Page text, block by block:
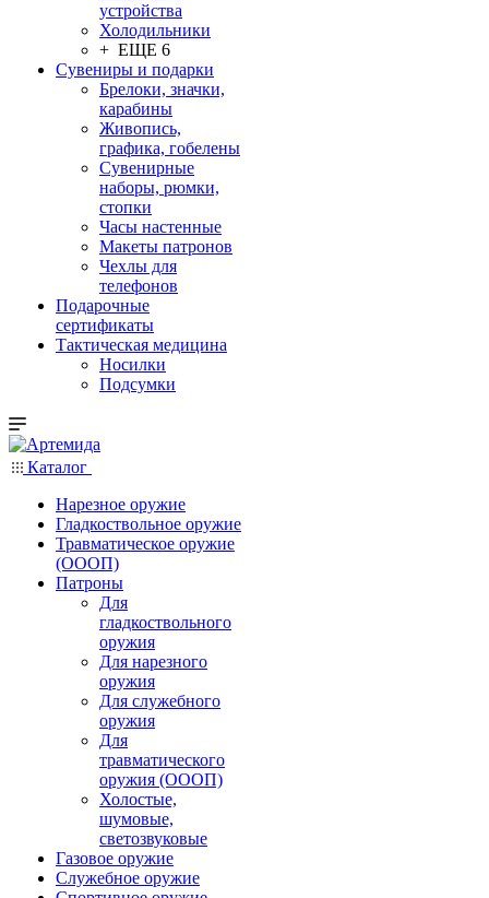
устройства
Холодильники
+ ЕЩЕ 6
Сувениры и подарки
Брелоки, значки,
карабины
Живопись,
графика, гобелены
Сувенирные
наборы, рюмки,
стопки
Часы настенные
Макеты патронов
Чехлы для
телефонов
Подарочные
сертификаты
Тактическая медицина
Носилки
Подсумки
Каталог
Нарезное оружие
Гладкоствольное оружие
Травматическое оружие
(ОООП)
Патроны
Для
гладкоствольного
оружия
Для нарезного
оружия
Для служебного
оружия
Для
травматического
оружия (ОООП)
Холостые,
шумовые,
светозвуковые
Газовое оружие
Служебное оружие